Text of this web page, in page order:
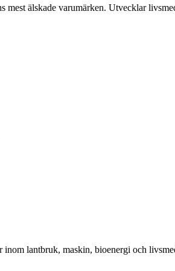
älskade varumärken. Utvecklar
lantbruk, maskin, bioenergi och